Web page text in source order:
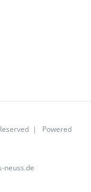
| Powered
neuss.de